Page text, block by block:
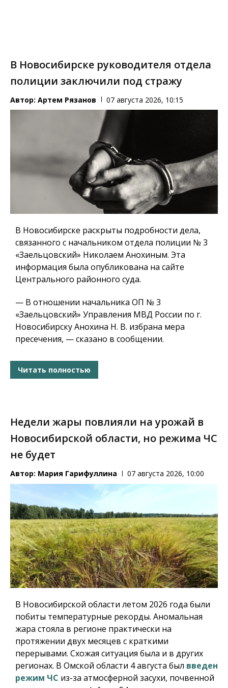
В Новосибирске руководителя отдела
полиции заключили под стражу
Автор: Артем Рязанов 07 августа 2026, 10:15
В Новосибирске раскрыты подробности дела,
связанного с начальником отдела полиции № 3
«Заельцовский» Николаем Анохиным. Эта
информация была опубликована на сайте
Центрального районного суда.
— В отношении начальника ОП № 3
«Заельцовский» Управления МВД России по г.
Новосибирску Анохина Н. В. избрана мера
пресечения, — сказано в сообщении.
Читать полностью
Недели жары повлияли на урожай в
Новосибирской области, но режима ЧС
не будет
Автор: Мария Гарифуллина 07 августа 2026, 10:00
В Новосибирской области летом 2026 года были
побиты температурные рекорды. Аномальная
жара стояла в регионе практически на
протяжении двух месяцев с краткими
перерывами. Схожая ситуация была и в других
регионах. В Омской области 4 августа был введен
режим ЧС из-за атмосферной засухи, почвенной